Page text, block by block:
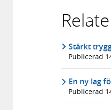
Stärkt
Publicerad
En ny lag
Publicerad